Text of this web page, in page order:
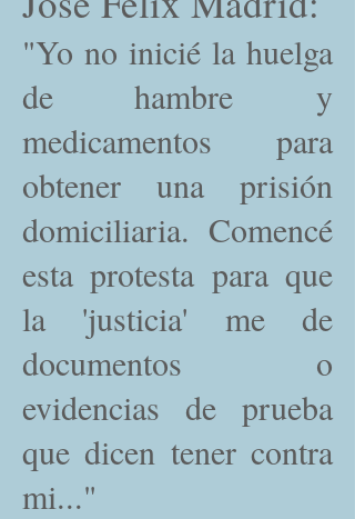
"Yo no inicié la huelga
de hambre y
medicamentos para
obtener una prisión
domiciliaria. Comencé
esta protesta para que
la 'justicia' me de
documentos o
evidencias de prueba
que dicen tener contra
mi..."